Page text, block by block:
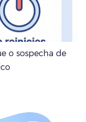
o sospecha de